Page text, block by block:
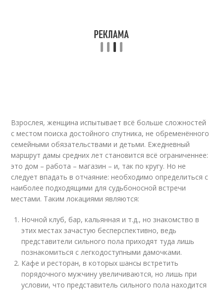
Взрослея, женщина испытывает всё больше сложностей
с местом поиска достойного спутника, не обременённого
семейными обязательствами и детьми. Ежедневный
маршрут дамы средних лет становится всё ограниченнее:
это дом – работа – магазин – и, так по кругу. Но не
следует впадать в отчаяние: необходимо определиться с
наиболее подходящими для судьбоносной встречи
местами. Таким локациями являются:
Ночной клуб, бар, кальянная и т.д., но знакомство в
этих местах зачастую бесперспективно, ведь
представители сильного пола приходят туда лишь
познакомиться с легкодоступными дамочками.
Кафе и ресторан, в которых шансы встретить
порядочного мужчину увеличиваются, но лишь при
условии, что представитель сильного пола находится